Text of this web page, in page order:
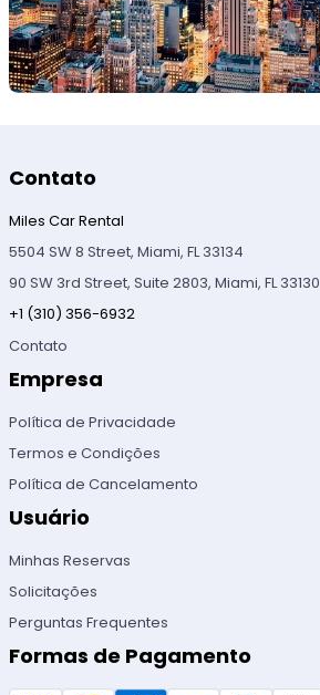
Contato
Miles Car Rental
5504 SW 8 Street, Miami, FL 33134
90 SW 3rd Street, Suite 2803, Miami, FL 33130
+1 (310) 356-6932
Contato
Empresa
Política de Privacidade
Termos e Condições
Política de Cancelamento
Usuário
Minhas Reservas
Solicitações
Perguntas Frequentes
Formas de Pagamento